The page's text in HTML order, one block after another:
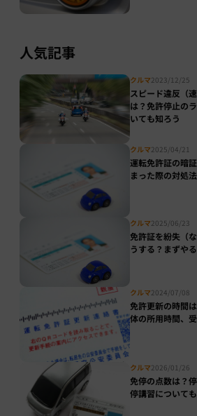
人気記事
クルマ2023/12/25
スピード違反（
は？免許停止の
いても知ろう
クルマ2025/04/21
運転免許証の暗
まった際の対処
クルマ2025/06/23
免許証を紛失（
うする？まずや
クルマ2024/07/08
免許更新の時間
体の所用時間、
クルマ2026/01/26
免停の点数は？
停講習についても